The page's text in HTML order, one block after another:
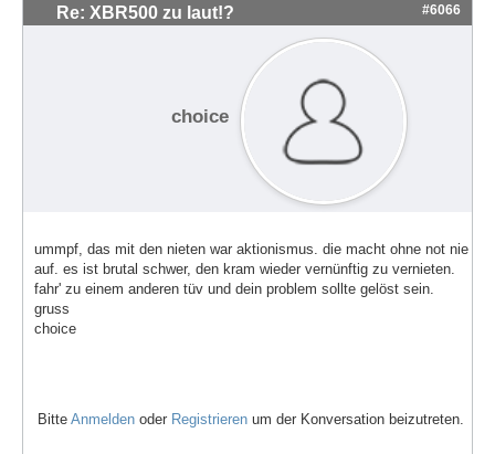
Re: XBR500 zu laut!? #6066
choice
ummpf, das mit den nieten war aktionismus. die macht ohne not nie
auf. es ist brutal schwer, den kram wieder vernünftig zu vernieten.
fahr' zu einem anderen tüv und dein problem sollte gelöst sein.
gruss
choice
Bitte Anmelden oder Registrieren um der Konversation beizutreten.